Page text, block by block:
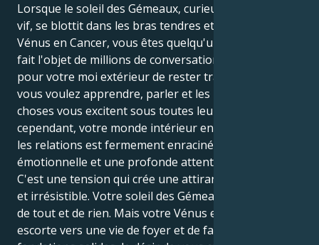
Lorsque le soleil des Gémeaux, curieux et à l'esprit
vif, se blottit dans les bras tendres et aimants de
Vénus en Cancer, vous êtes quelqu'un dont l'amour
fait l'objet de millions de conversations. Il est difficile
pour votre moi extérieur de rester tranquille car
vous voulez apprendre, parler et les nouvelles
choses vous excitent sous toutes leurs formes ;
cependant, votre monde intérieur en ce qui concerne
les relations est fermement enraciné dans la sécurité
émotionnelle et une profonde attention à son cœur.
C'est une tension qui crée une attirance magnifique
et irrésistible. Votre soleil des Gémeaux veut discuter
de tout et de rien. Mais votre Vénus en Cancer vous
escorte vers une vie de foyer et de famille, des